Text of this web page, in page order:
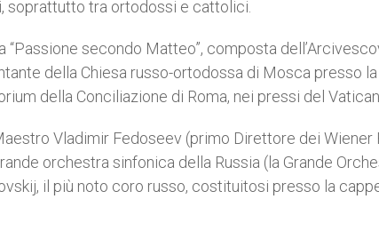
soprattutto tra ortodossi e cattolici.
“Passione secondo Matteo”, composta
della Chiesa russo-ortodossa di Mosca presso
della Conciliazione di Roma, nei pressi del
Vladimir Fedoseev (primo Direttore dei
orchestra sinfonica della Russia (la Grande
il più noto coro russo, costituitosi presso la